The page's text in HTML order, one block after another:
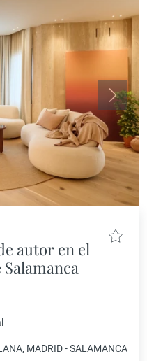
autor en el
MADRID - SALAMANCA